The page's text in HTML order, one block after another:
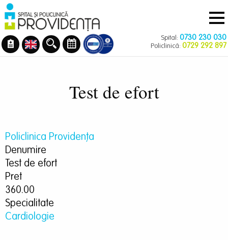
Mergi
la
conţinutul
principal
Navigare
principală
Spital: 0730 230 030
Policlinică: 0729 292 897
Test de efort
Policlinica Providenţa
Denumire
Test de efort
Pret
360.00
Specialitate
Cardiologie